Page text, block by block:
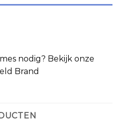
nodig? Bekijk onze
Brand